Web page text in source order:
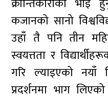
क्रान्तिकारीका भाई
कजानको सानो
उहाँ तै पनि तीन
स्वयत्तता र
गरि ल्याइएको नयाँ
प्रदर्शनमा भाग